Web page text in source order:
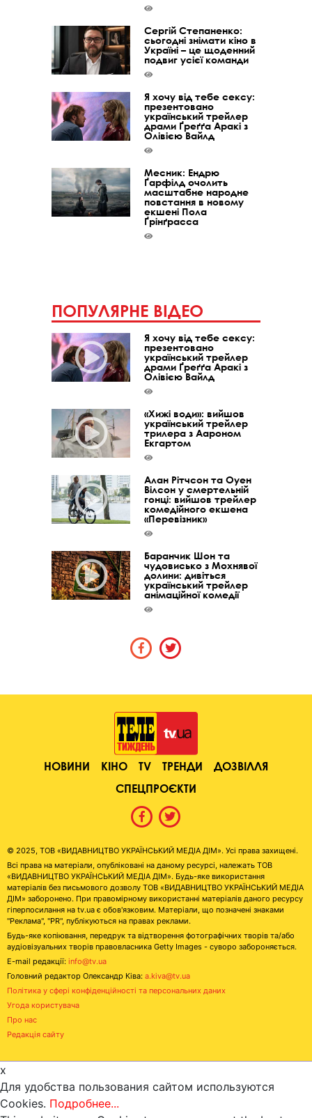
Сергій Степаненко:
сьогодні знімати кіно в
Україні – це щоденний
подвиг усієї команди
Я хочу від тебе сексу:
презентовано
український трейлер
драми Ґреґґа Аракі з
Олівією Вайлд
Месник: Ендрю
Ґарфілд очолить
масштабне народне
повстання в новому
екшені Пола
Ґрінґрасса
ПОПУЛЯРНЕ ВІДЕО
Я хочу від тебе сексу:
презентовано
український трейлер
драми Ґреґґа Аракі з
Олівією Вайлд
«Хижі води»: вийшов
український трейлер
трилера з Аароном
Екгартом
Алан Рітчсон та Оуен
Вілсон у смертельній
гонці: вийшов трейлер
комедійного екшена
«Перевізник»
Баранчик Шон та
чудовисько з Мохнявої
долини: дивіться
український трейлер
анімаційної комедії
НОВИНИ КІНО TV ТРЕНДИ
ДОЗВІЛЛЯ
СПЕЦПРОЄКТИ
© 2025, ТОВ «ВИДАВНИЦТВО УКРАЇНСЬКИЙ МЕДІА ДІМ». Усі права захищені.
Всі права на матеріали, опубліковані на даному ресурсі, належать ТОВ
«ВИДАВНИЦТВО УКРАЇНСЬКИЙ МЕДІА ДІМ». Будь-яке використання
матеріалів без письмового дозволу ТОВ «ВИДАВНИЦТВО УКРАЇНСЬКИЙ МЕДІА
ДІМ» заборонено. При правомірному використанні матеріалів даного ресурсу
гіперпосилання на tv.ua є обов'язковим. Матеріали, що позначені знаками
"Реклама", "PR", публікуються на правах реклами.
Будь-яке копіювання, передрук та відтворення фотографічних творів та/або
аудіовізуальних творів правовласника Getty Images - суворо забороняється.
E-mail редакції: info@tv.ua
Головний редактор Олександр Ківа: a.kiva@tv.ua
Політика у сфері конфіденційності та персональних даних
Угода користувача
Про нас
Редакція сайту
x
Для удобства пользования сайтом используются
Cookies. Подробнее...